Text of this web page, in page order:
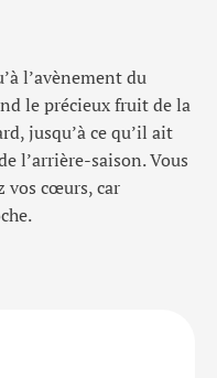
l’avènement du
le précieux fruit de la
jusqu’à ce qu’il ait
l’arrière-saison. Vous
vos cœurs, car